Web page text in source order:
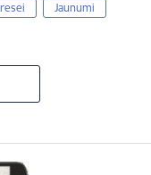
Jaunumi